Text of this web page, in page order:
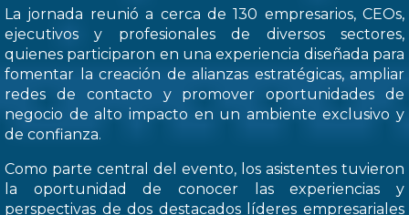
La jornada reunió a cerca de 130 empresarios, CEOs,
ejecutivos y profesionales de diversos sectores,
quienes participaron en una experiencia diseñada para
fomentar la creación de alianzas estratégicas, ampliar
redes de contacto y promover oportunidades de
negocio de alto impacto en un ambiente exclusivo y
de confianza.
Como parte central del evento, los asistentes tuvieron
la oportunidad de conocer las experiencias y
perspectivas de dos destacados líderes empresariales